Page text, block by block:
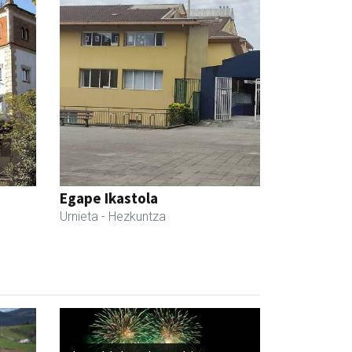
Egape Ikastola
Urnieta - Hezkuntza